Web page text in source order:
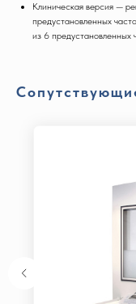
Клиническая версия —
предустановленных
из 6 предустановленных